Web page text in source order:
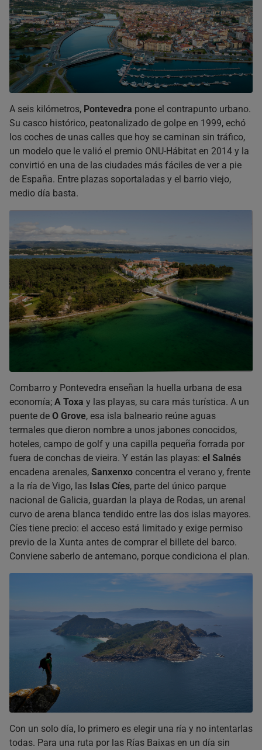
A seis kilómetros, Pontevedra pone el contrapunto urbano.
Su casco histórico, peatonalizado de golpe en 1999, echó
los coches de unas calles que hoy se caminan sin tráfico,
un modelo que le valió el premio ONU-Hábitat en 2014 y la
convirtió en una de las ciudades más fáciles de ver a pie
de España. Entre plazas soportaladas y el barrio viejo,
medio día basta.
Combarro y Pontevedra enseñan la huella urbana de esa
economía; A Toxa y las playas, su cara más turística. A un
puente de O Grove, esa isla balneario reúne aguas
termales que dieron nombre a unos jabones conocidos,
hoteles, campo de golf y una capilla pequeña forrada por
fuera de conchas de vieira. Y están las playas: el Salnés
encadena arenales, Sanxenxo concentra el verano y, frente
a la ría de Vigo, las Islas Cíes, parte del único parque
nacional de Galicia, guardan la playa de Rodas, un arenal
curvo de arena blanca tendido entre las dos islas mayores.
Cíes tiene precio: el acceso está limitado y exige permiso
previo de la Xunta antes de comprar el billete del barco.
Conviene saberlo de antemano, porque condiciona el plan.
Con un solo día, lo primero es elegir una ría y no intentarlas
todas. Para una ruta por las Rías Baixas en un día sin